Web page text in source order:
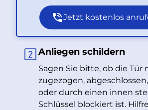
Jetzt kostenlos
Anliegen schildern
Sagen Sie bitte, ob die Tür
zugezogen,
oder durch einen innen
Schlüssel blockiert ist.